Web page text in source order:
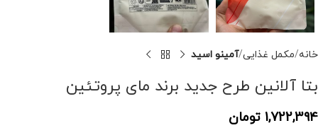
خانه مکمل غذایی آمینو اسید
بتا آلانین طرح جدید برند مای پروتئین
1,722,394 تومان